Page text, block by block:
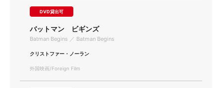
DVD貸出可
バットマン ビギンズ
Batman Begins ／ Batman Begins
クリストファー・ノーラン
外国映画/Foreign Film